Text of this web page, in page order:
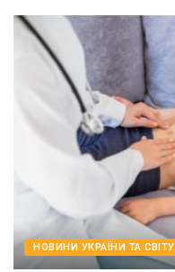
НОВИНИ УКРАЇНИ ТА СВІТУ